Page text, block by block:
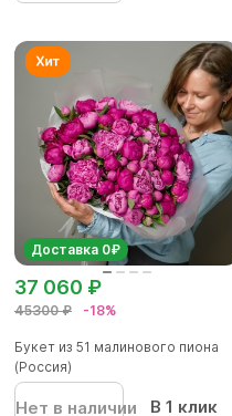
Доставка 0₽
45300 ₽ -18%
37 060 ₽
Букет из 51 малинового пиона
(Россия)
Нет в наличии В 1 клик